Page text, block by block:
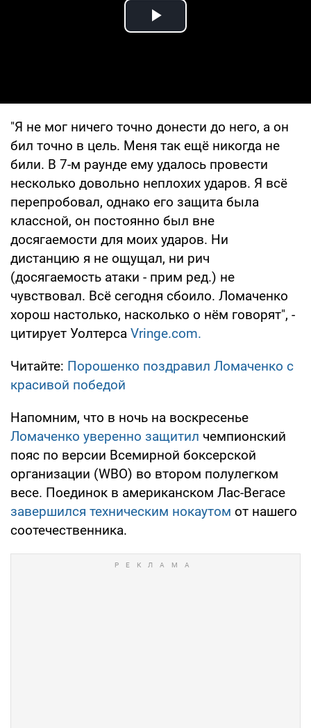
Play Video
"Я не мог ничего точно донести до него, а он
бил точно в цель. Меня так ещё никогда не
били. В 7-м раунде ему удалось провести
несколько довольно неплохих ударов. Я всё
перепробовал, однако его защита была
классной, он постоянно был вне
досягаемости для моих ударов. Ни
дистанцию я не ощущал, ни рич
(досягаемость атаки - прим ред.) не
чувствовал. Всё сегодня сбоило. Ломаченко
хорош настолько, насколько о нём говорят", -
цитирует Уолтерса Vringe.com.
Читайте: Порошенко поздравил Ломаченко с
красивой победой
Напомним, что в ночь на воскресенье
Ломаченко уверенно защитил чемпионский
пояс по версии Всемирной боксерской
организации (WBO) во втором полулегком
весе. Поединок в американском Лас-Вегасе
завершился техническим нокаутом от нашего
соотечественника.